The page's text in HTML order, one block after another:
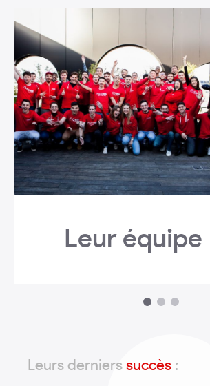
Leur équipe
1 2 3
Leurs derniers succès :